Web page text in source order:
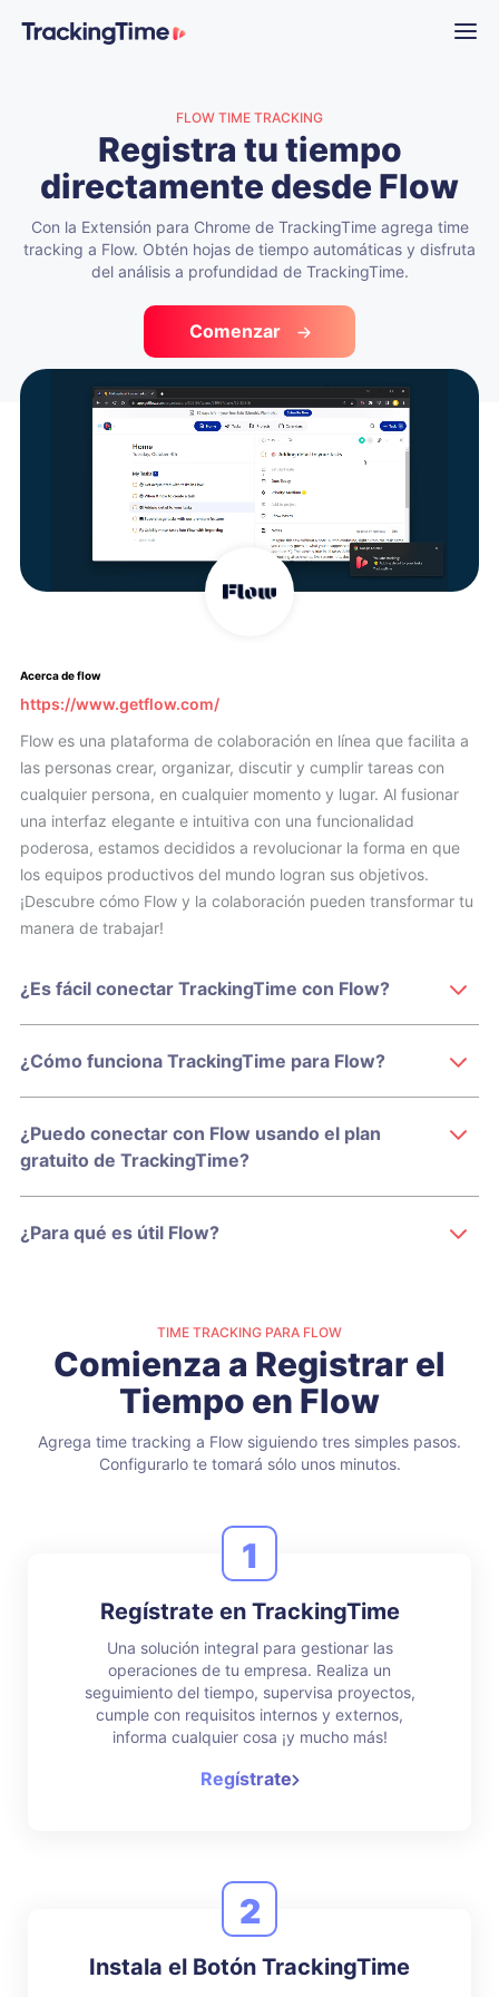
FLOW TIME TRACKING
Registra tu tiempo
directamente desde Flow
Con la Extensión para Chrome de TrackingTime agrega time
tracking a Flow. Obtén hojas de tiempo automáticas y disfruta
del análisis a profundidad de TrackingTime.
Comenzar
Acerca de flow
https://www.getflow.com/
Flow es una plataforma de colaboración en línea que facilita a
las personas crear, organizar, discutir y cumplir tareas con
cualquier persona, en cualquier momento y lugar. Al fusionar
una interfaz elegante e intuitiva con una funcionalidad
poderosa, estamos decididos a revolucionar la forma en que
los equipos productivos del mundo logran sus objetivos.
¡Descubre cómo Flow y la colaboración pueden transformar tu
manera de trabajar!
¿Es fácil conectar TrackingTime con Flow?
¿Cómo funciona TrackingTime para Flow?
¿Puedo conectar con Flow usando el plan
gratuito de TrackingTime?
¿Para qué es útil Flow?
TIME TRACKING PARA FLOW
Comienza a Registrar el
Tiempo en Flow
Agrega time tracking a Flow siguiendo tres simples pasos.
Configurarlo te tomará sólo unos minutos.
1
Regístrate en TrackingTime
Una solución integral para gestionar las
operaciones de tu empresa. Realiza un
seguimiento del tiempo, supervisa proyectos,
cumple con requisitos internos y externos,
informa cualquier cosa ¡y mucho más!
Regístrate
2
Instala el Botón TrackingTime